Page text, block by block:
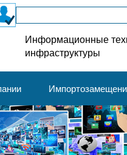
Информационные
инфраструктуры